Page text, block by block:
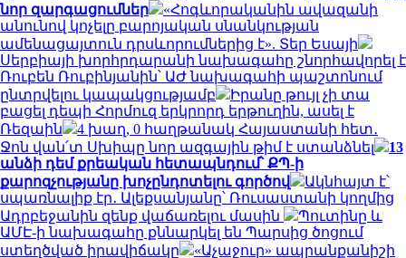
նոր զարգացումներ
«Հոգևորականին ավազանի
անունով կոչելը բարոյական սնանկության
ամենացայտուն դրսևորումներից է». Տեր Եսայի
Սերբիայի խորհրդարանի նախագահը շնորհավորել է
Ռուբեն Ռուբինյանին՝ ԱԺ նախագահի պաշտոնում
ընտրվելու կապակցությամբ
Իրանը թույլ չի տա
բացել դեպի Հորմուզ երկրորդ երթուղին, ասել է
Ռեզաին
4 խաղ, 0 հաղթանակ Հայաստանի հետ․
Ջոն վան՛տ Սխիպը նոր ազգային թիմ է ստանձնել
13
անձի դեմ քրեական հետապնդում՝ ՔՊ-ի
քարոզչությանը խոչընդոտելու գործով
Ակնհայտ է՝
սպառնալիք էր․ Ալեքսանյանը՝ Ռուսաստանի կողմից
Ադրբեջանին զենք վաճառելու մասին
Պուտինը և
ԱՄԷ-ի նախագահը քննարկել են Պարսից ծոցում
ստեղծված իրավիճակը
«Աչաջուր» ապրանքանիշի